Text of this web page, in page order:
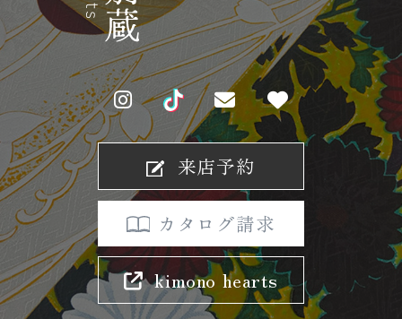
来店予約
カタログ請求
kimono hearts